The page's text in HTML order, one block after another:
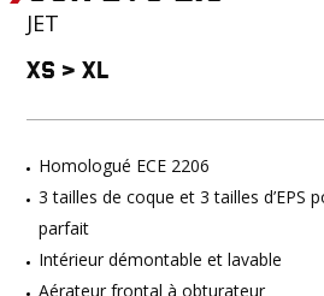
JET
XS >XL
Homologué ECE 2206
3 tailles de coque et 3 tailles d’EPS
parfait
Intérieur démontable et lavable
Aérateur frontal à obturateur